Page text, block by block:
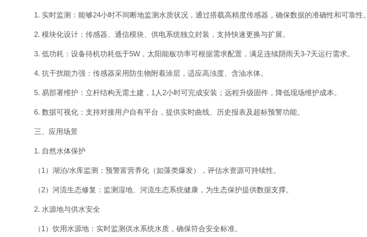
1. 实时监测：能够24小时不间断地监测水质状况，通过搭载高精度传感器，确保数据的准确性和可靠性。
2. 模块化设计：传感器、通信模块、供电系统独立封装，支持快速更换与扩展。
3. 低功耗：设备待机功耗低于5W，太阳能板功率可根据需求配置，满足连续阴雨天3-7天运行需求。
4. 抗干扰能力强：传感器采用防生物附着涂层，适应高浊度、含油水体。
5. 易部署维护：立杆结构无需土建，1人2小时可完成安装；远程升级固件，降低现场维护成本。
6. 数据可视化：支持对接用户自有平台，提供实时曲线、历史报表及超标预警功能。
三、应用场景
1. 自然水体保护
（1）湖泊/水库监测：预警富营养化（如藻类爆发），评估水资源可持续性。
（2）河流生态修复：监测湿地、河流生态系统健康，为生态保护提供数据支撑。
2. 水源地与供水安全
（1）饮用水源地：实时监测供水系统水质，确保符合安全标准。